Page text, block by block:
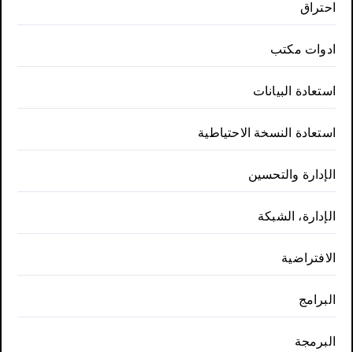
احتراق
ادوات مكتب
استعادة البيانات
استعادة النسخة الاحتياطية
الإدارة والتحسين
الإدارة، الشبكة
الافتراضية
البرامج
البرمجة